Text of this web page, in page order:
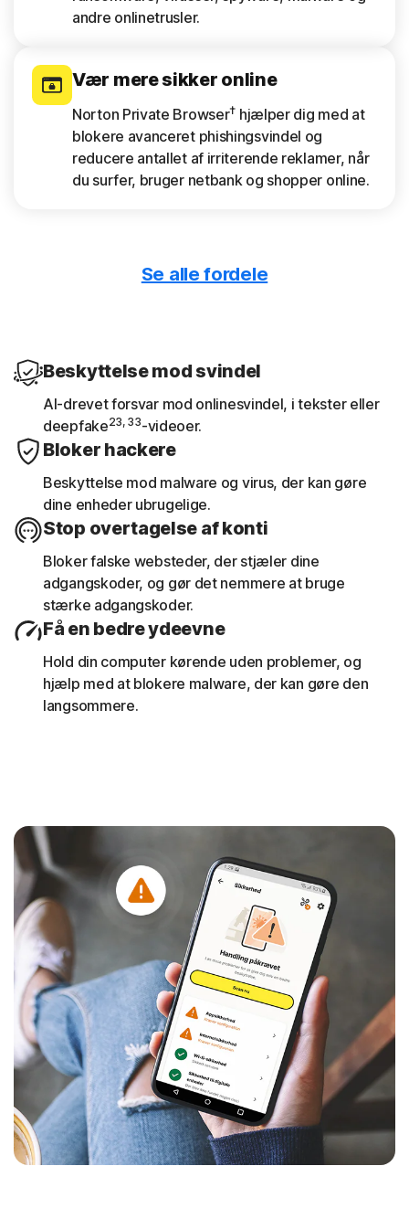
andre onlinetrusler.
Vær mere sikker online
Norton Private Browser† hjælper dig med at
blokere avanceret phishingsvindel og
reducere antallet af irriterende reklamer, når
du surfer, bruger netbank og shopper online.
Download kun sikre apps
Få rapporter om dine enheder
Se en 30-dages analyse med tidligere
scannede wi-fi-netværk, websteder,
enhedens sikkerhedshuller og potentielt
farlige apps.
Se alle fordele
Beskyttelse mod svindel
AI-drevet forsvar mod onlinesvindel, i tekster eller
deepfake23, 33-videoer.
Bloker hackere
Beskyttelse mod malware og virus, der kan gøre
dine enheder ubrugelige.
Stop overtagelse af konti
Bloker falske websteder, der stjæler dine
adgangskoder, og gør det nemmere at bruge
stærke adgangskoder.
Få en bedre ydeevne
Hold din computer kørende uden problemer, og
hjælp med at blokere malware, der kan gøre den
langsommere.